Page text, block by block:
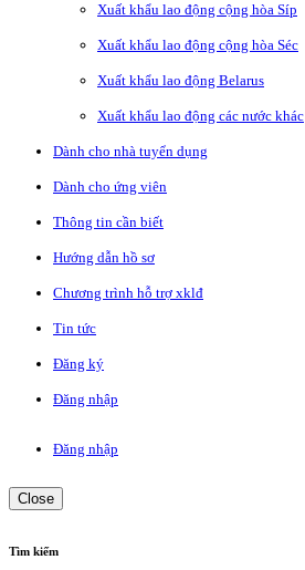
Xuất khẩu lao động cộng hòa Síp
Xuất khẩu lao động cộng hòa Séc
Xuất khẩu lao động Belarus
Xuất khẩu lao động các nước khác
Dành cho nhà tuyển dụng
Dành cho ứng viên
Thông tin cần biết
Hướng dẫn hồ sơ
Chương trình hỗ trợ xklđ
Tin tức
Đăng ký
Đăng nhập
Đăng nhập
Close
Tìm kiếm